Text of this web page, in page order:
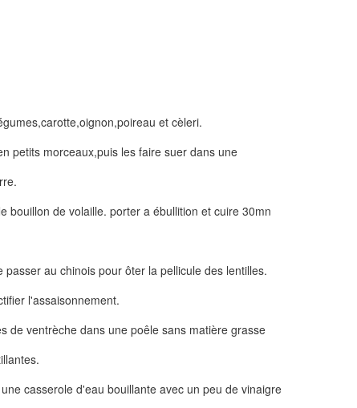
et cèleri.
petits morceaux,puis les faire suer dans une
bouillon de volaille. porter a ébullition et cuire 30mn
passer au chinois pour ôter la pellicule des lentilles.
l'assaisonnement.
de ventrèche dans une poêle sans matière grasse
casserole d'eau bouillante avec un peu de vinaigre